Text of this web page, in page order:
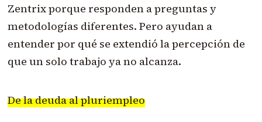
Zentrix porque responden a preguntas y
metodologías diferentes. Pero ayudan a
entender por qué se extendió la percepción de
que un solo trabajo ya no alcanza.
De la deuda al pluriempleo